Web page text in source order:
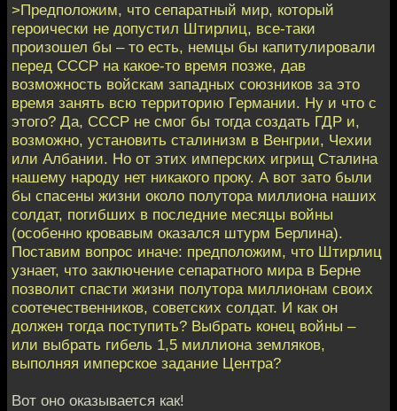
>Предположим, что сепаратный мир, который
героически не допустил Штирлиц, все-таки
произошел бы – то есть, немцы бы капитулировали
перед СССР на какое-то время позже, дав
возможность войскам западных союзников за это
время занять всю территорию Германии. Ну и что с
этого? Да, СССР не смог бы тогда создать ГДР и,
возможно, установить сталинизм в Венгрии, Чехии
или Албании. Но от этих имперских игрищ Сталина
нашему народу нет никакого проку. А вот зато были
бы спасены жизни около полутора миллиона наших
солдат, погибших в последние месяцы войны
(особенно кровавым оказался штурм Берлина).
Поставим вопрос иначе: предположим, что Штирлиц
узнает, что заключение сепаратного мира в Берне
позволит спасти жизни полутора миллионам своих
соотечественников, советских солдат. И как он
должен тогда поступить? Выбрать конец войны –
или выбрать гибель 1,5 миллиона земляков,
выполняя имперское задание Центра?
Вот оно оказывается как!